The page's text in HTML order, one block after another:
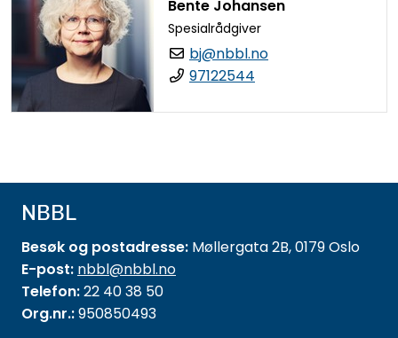
Bente Johansen
Spesialrådgiver
bj@nbbl.no
97122544
NBBL
Besøk og postadresse: Møllergata 2B, 0179 Oslo
E-post: nbbl@nbbl.no
Telefon:22 40 38 50
Org.nr.:950850493